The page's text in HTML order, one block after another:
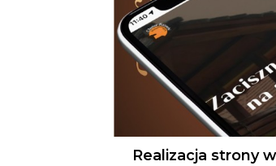
Realizacja strony